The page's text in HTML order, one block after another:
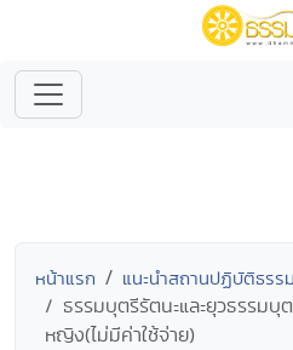
หน้าแรก แนะนำสถานปฏิบัติธรรม
ธรรมบุตรีรัตนะและยุวธรรม
หญิง(ไม่มีค่าใช้จ่าย)